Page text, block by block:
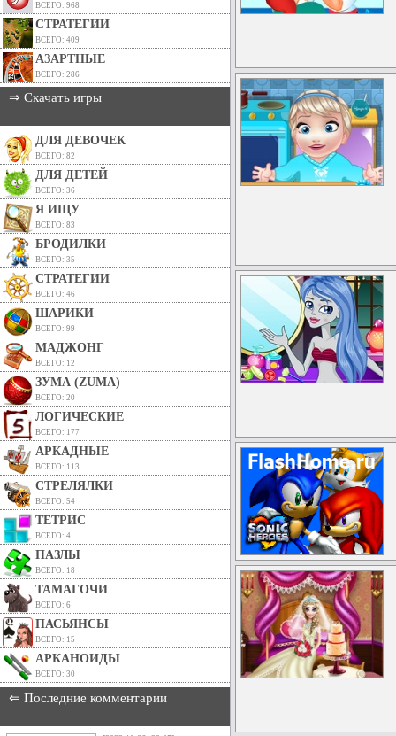
ВСЕГО: 968
СТРАТЕГИИ
ВСЕГО: 409
АЗАРТНЫЕ
ВСЕГО: 286
⇒ Скачать игры
ДЛЯ ДЕВОЧЕК
ВСЕГО: 82
ДЛЯ ДЕТЕЙ
ВСЕГО: 36
Я ИЩУ
ВСЕГО: 83
БРОДИЛКИ
ВСЕГО: 35
СТРАТЕГИИ
ВСЕГО: 46
ШАРИКИ
ВСЕГО: 99
МАДЖОНГ
ВСЕГО: 12
ЗУМА (ZUMA)
ВСЕГО: 20
ЛОГИЧЕСКИЕ
ВСЕГО: 177
АРКАДНЫЕ
ВСЕГО: 113
СТРЕЛЯЛКИ
ВСЕГО: 54
ТЕТРИС
ВСЕГО: 4
ПАЗЛЫ
ВСЕГО: 18
ТАМАГОЧИ
ВСЕГО: 6
ПАСЬЯНСЫ
ВСЕГО: 15
АРКАНОИДЫ
ВСЕГО: 30
⇐ Последние комментарии